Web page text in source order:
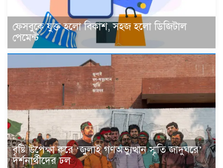
ফেসবুকে যুক্ত হলো বিকাশ, সহজ হলো ডিজিটাল
পেমেন্ট
বৃষ্টি উপেক্ষা করে ‘জুলাই গণঅভ্যুত্থান স্মৃতি জাদুঘরে’
দর্শনার্থীদের ঢল